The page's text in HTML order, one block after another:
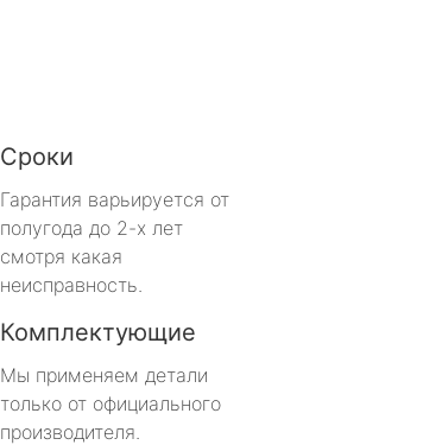
Сроки
Гарантия варьируется от
полугода до 2-х лет
смотря какая
неисправность.
Комплектующие
Мы применяем детали
только от официального
производителя.